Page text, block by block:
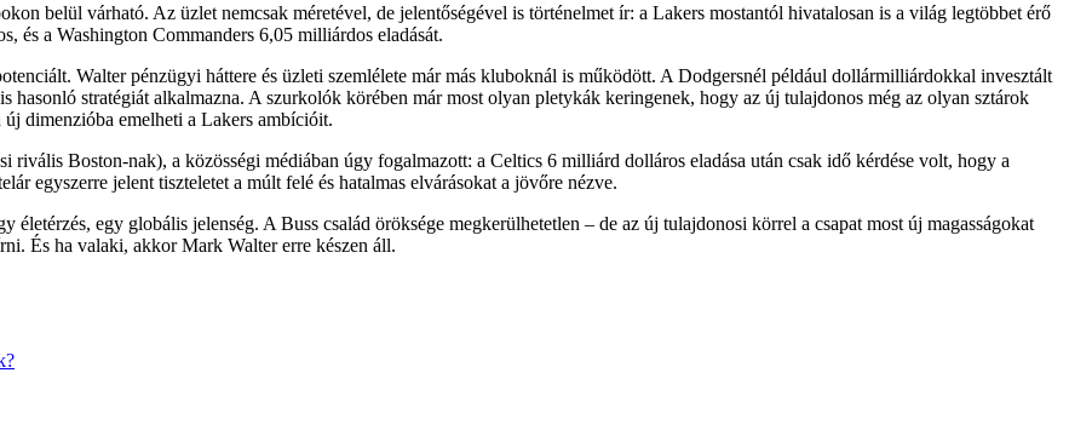
belül várható. Az üzlet nemcsak méretével, de jelentőségével is történelmet ír: a Lakers mostantól hivatalosan is a világ legtöbbet érő
és a Washington Commanders 6,05 milliárdos eladását.
Walter pénzügyi háttere és üzleti szemlélete már más kluboknál is működött. A Dodgersnél például dollármilliárdokkal invesztált
hasonló stratégiát alkalmazna. A szurkolók körében már most olyan pletykák keringenek, hogy az új tulajdonos még az olyan sztárok
dimenzióba emelheti a Lakers ambícióit.
Boston-nak), a közösségi médiában úgy fogalmazott: a Celtics 6 milliárd dolláros eladása után csak idő kérdése volt, hogy a
egyszerre jelent tiszteletet a múlt felé és hatalmas elvárásokat a jövőre nézve.
egy globális jelenség. A Buss család öröksége megkerülhetetlen – de az új tulajdonosi körrel a csapat most új magasságokat
És ha valaki, akkor Mark Walter erre készen áll.